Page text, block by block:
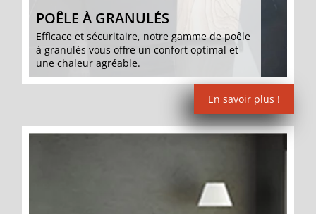
POÊLE À GRANULÉS
Efficace et sécuritaire, notre gamme de poêle
à granulés vous offre un confort optimal et
une chaleur agréable.
En savoir plus !